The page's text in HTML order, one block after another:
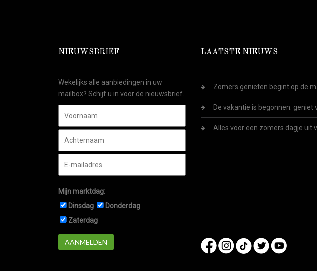
NIEUWSBRIEF
Wekelijks alle aanbiedingen in uw
mailbox? Schijf u in voor de nieuwsbrief.
Mijn marktdag:
Dinsdag
Donderdag
Zaterdag
AANMELDEN
LAATSTE NIEUWS
Zomers genieten begint op de
De vakantie is begonnen:
Alles voor een zomers dagje uit